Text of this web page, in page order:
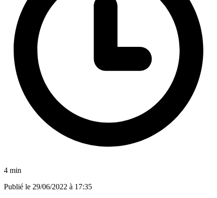
4 min
Publié le 29/06/2022 à 17:35